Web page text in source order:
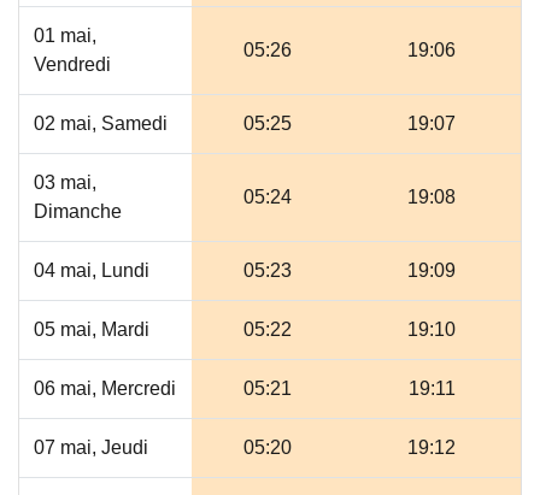
01 mai,
Vendredi
05:26 19:06
02 mai, Samedi 05:25 19:07
03 mai,
Dimanche
05:24 19:08
04 mai, Lundi 05:23 19:09
05 mai, Mardi 05:22 19:10
06 mai, Mercredi 05:21 19:11
07 mai, Jeudi 05:20 19:12